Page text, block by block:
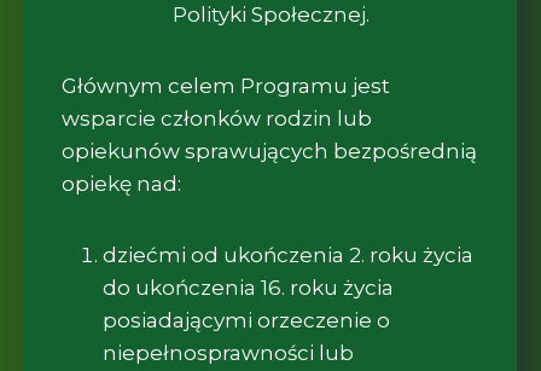
Polityki Społecznej.
Głównym celem Programu jest
wsparcie członków rodzin lub
opiekunów sprawujących bezpośrednią
opiekę nad:
dziećmi od ukończenia 2. roku życia
do ukończenia 16. roku życia
posiadającymi orzeczenie o
niepełnosprawności lub